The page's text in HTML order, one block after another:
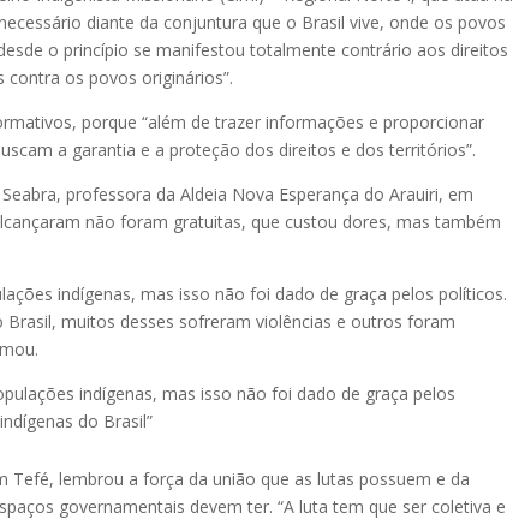
diante da conjuntura que o Brasil vive, onde os povos
o princípio se manifestou totalmente contrário aos direitos
os povos originários”.
porque “além de trazer informações e proporcionar
a garantia e a proteção dos direitos e dos territórios”.
professora da Aldeia Nova Esperança do Arauiri, em
não foram gratuitas, que custou dores, mas também
indígenas, mas isso não foi dado de graça pelos políticos.
muitos desses sofreram violências e outros foram
indígenas, mas isso não foi dado de graça pelos
do Brasil”
Tefé, lembrou a força da união que as lutas possuem e da
governamentais devem ter. “A luta tem que ser coletiva e